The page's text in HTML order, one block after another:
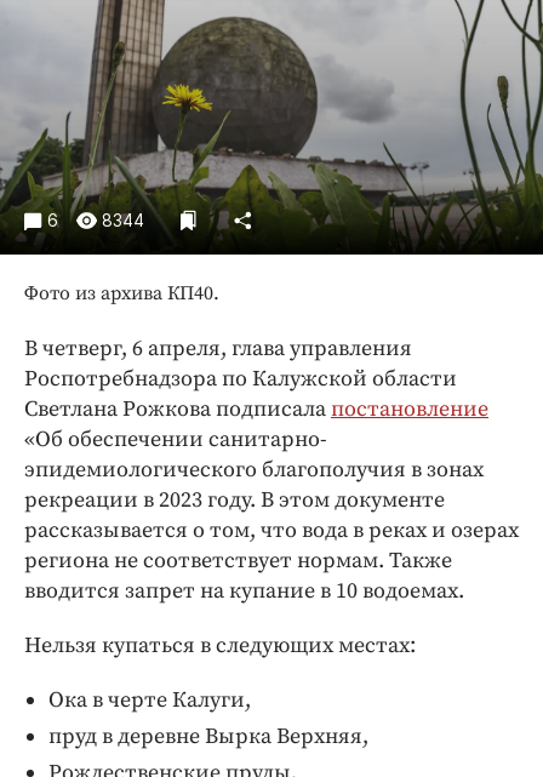
Общество
Погода
Праздники
Происшествия
Спорт
Экономика и бизнес
Блоги
Медиаперсона
Интересное чтиво
Клиника года
Бренд года
Работодатель года
6 8344
Фото из архива КП40.
В четверг, 6 апреля, глава управления
Роспотребнадзора по Калужской области
Светлана Рожкова подписалапостановление
«Об обеспечении санитарно-
эпидемиологического благополучия в зонах
рекреации в 2023 году. В этом документе
рассказывается о том, что вода в реках и озерах
региона не соответствует нормам. Также
вводится запрет на купание в 10 водоемах.
Нельзя купаться в следующих местах:
Ока в черте Калуги,
пруд в деревне Вырка Верхняя,